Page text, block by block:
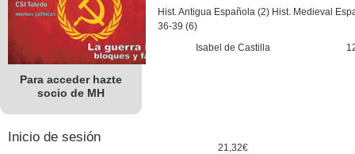
Para acceder hazte
socio de MH
Inicio de sesión
Hist. Antigua Española (2) Hist. Medieval
36-39 (6)
Isabel de Castilla
21,32€